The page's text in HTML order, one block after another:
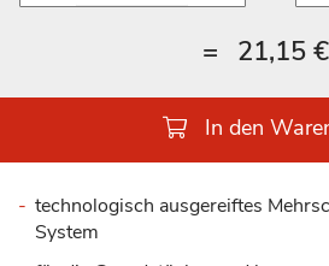
= 21,15 €
In den
technologisch ausgereiftes
System